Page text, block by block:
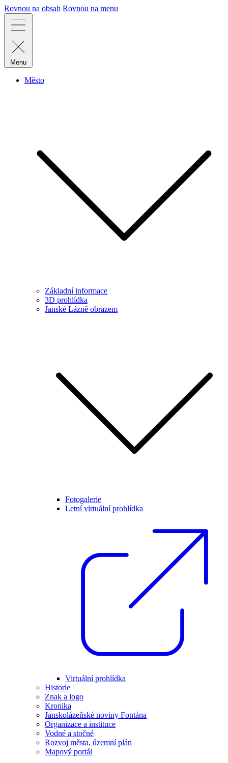
Rovnou na obsah Rovnou na menu
Menu
Město
Základní informace
3D prohlídka
Janské Lázně obrazem
Fotogalerie
Letní virtuální prohlídka
Virtuální prohlídka
Historie
Znak a logo
Kronika
Janskolázeňské noviny Fontána
Organizace a instituce
Vodné a stočné
Rozvoj města, územní plán
Mapový portál